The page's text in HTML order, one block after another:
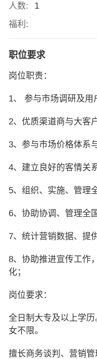
人数:
1
福利:
职位要求
岗位职责：
1、 参与市场调研及用
2、优质渠道商与大客
3、参与市场价格体系
4、建立良好的客情关
5、组织、实施、管理
6、协助协调、管理全
7、统计营销数据、提
8、协助推进宣传工作
化；
岗位要求：
全日制大专及以上学
女不限。
擅长商务谈判、营销